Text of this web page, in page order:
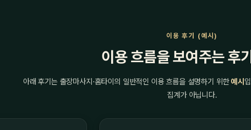
이용 후기 (예시)
이용 흐름을 보여주는 후
아래 후기는 출장마사지·홈타이의 일반적인 이용 흐름을 설명하기 위한예시
집계가 아닙니다.